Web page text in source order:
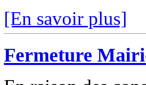
[En savoir plus]
Fermeture